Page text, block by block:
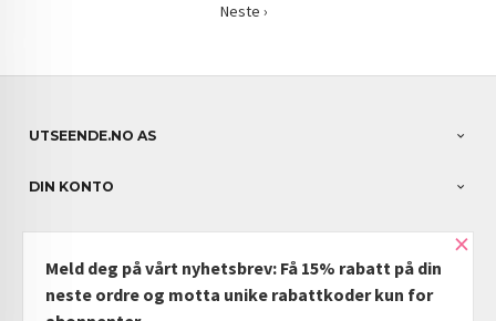
Neste ›
UTSEENDE.NO AS
DIN KONTO
NYHETSBREV
PARTNERE
×
Meld deg på vårt nyhetsbrev: Få 15% rabatt på din
neste ordre og motta unike rabattkoder kun for